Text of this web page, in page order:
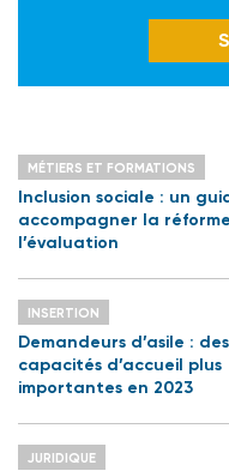
MÉTIERS ET FORMATIONS
Inclusion sociale : un
accompagner la
l’évaluation
INSERTION
Demandeurs d’asile : des
capacités d’accueil plus
importantes en 2023
JURIDIQUE